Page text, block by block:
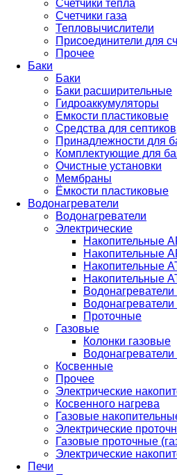
Счетчики тепла
Счетчики газа
Тепловычислители
Присоединители для
Прочее
Баки
Баки
Баки расширительные
Гидроаккумуляторы
Емкости пластиковые
Средства для септиков
Принадлежности для
Комплектующие для
Очистные установки
Мембраны
Ёмкости пластиковые
Водонагреватели
Водонагреватели
Электрические
Накопительные
Накопительные
Накопительные
Накопительные
Проточные
Газовые
Колонки газовые
Косвенные
Прочее
Электрические
Косвенного нагрева
Газовые
Электрические
Газовые проточные
Электрические
Печи